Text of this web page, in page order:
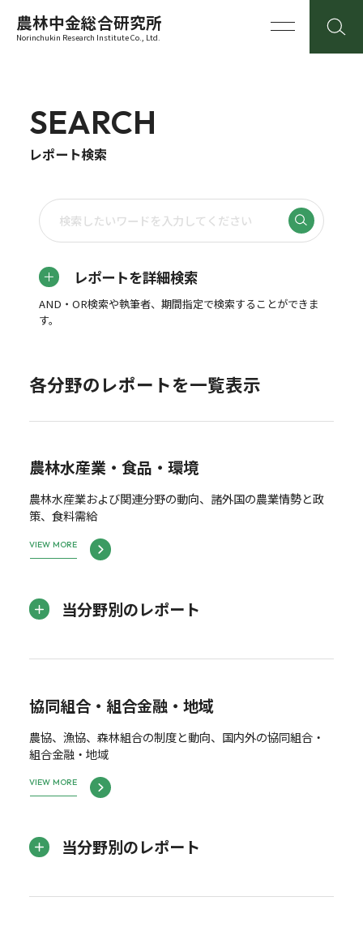
農林中金総合研究所
Norinchukin Research Institute Co., Ltd.
SEARCH
レポート検索
レポートを詳細検索
AND・OR検索や執筆者、期間指定で検索することができま
す。
各分野のレポートを一覧表示
農林水産業・食品・環境
農林水産業および関連分野の動向、諸外国の農業情勢と政
策、食料需給
VIEW MORE
当分野別のレポート
協同組合・組合金融・地域
農協、漁協、森林組合の制度と動向、国内外の協同組合・
組合金融・地域
VIEW MORE
当分野別のレポート